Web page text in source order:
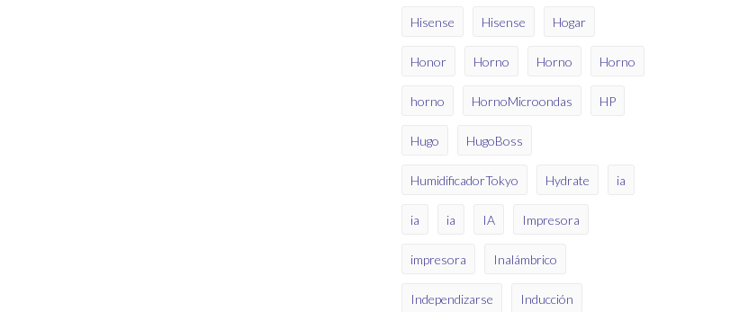
Hisense Hisense Hogar
Honor Horno Horno Horno
horno HornoMicroondas HP
Hugo HugoBoss
HumidificadorTokyo Hydrate ia
ia ia IA Impresora
impresora Inalámbrico
Independizarse Inducción